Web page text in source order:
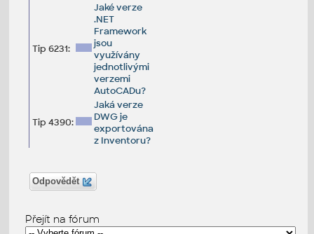
Tip 6231:
Jaké verze
.NET
Framework
jsou
využívány
jednotlivými
verzemi
AutoCADu?
Tip 4390:
Jaká verze
DWG je
exportována
z Inventoru?
Odpovědět
Přejít na fórum